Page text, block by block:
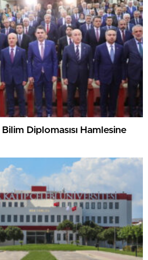
Bilim Diplomasısı Hamlesine